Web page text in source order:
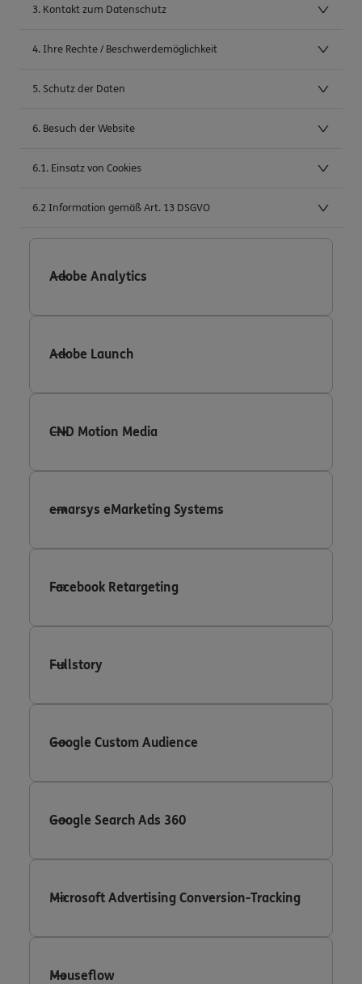
3. Kontakt zum Datenschutz
4. Ihre Rechte / Beschwerdemöglichkeit
5. Schutz der Daten
6. Besuch der Website
6.1. Einsatz von Cookies
6.2 Information gemäß Art. 13 DSGVO
Adobe Analytics
Adobe Launch
CND Motion Media
emarsys eMarketing Systems
Facebook Retargeting
Fullstory
Google Custom Audience
Google Search Ads 360
Microsoft Advertising Conversion-Tracking
Mouseflow